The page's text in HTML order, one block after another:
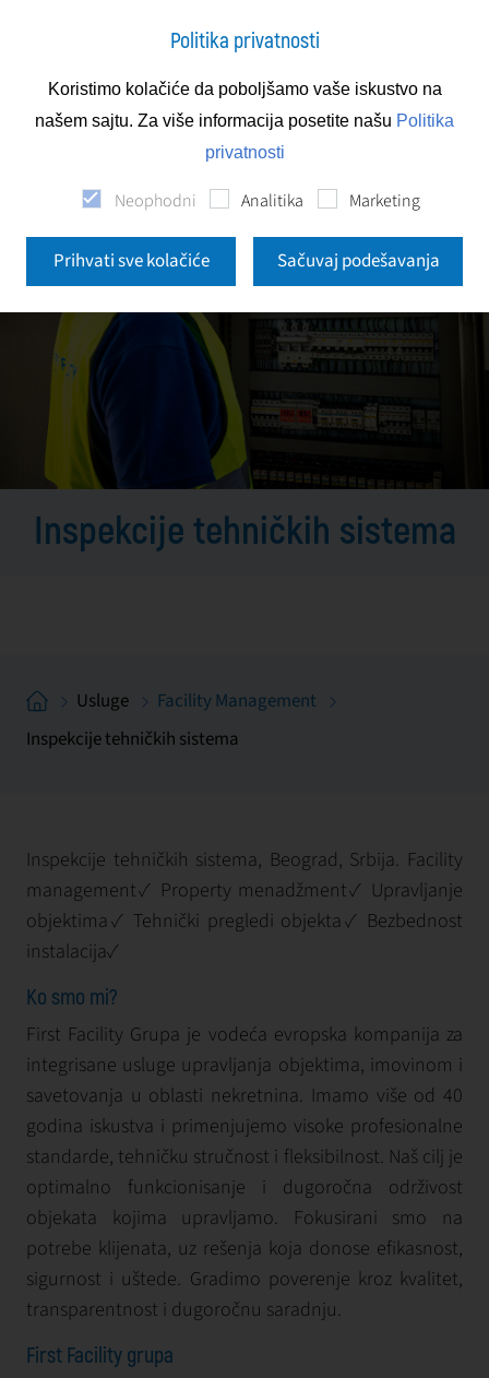
Inspekcije tehničkih sistema
Usluge
Facility Management
Inspekcije tehničkih sistema
Inspekcije tehničkih sistema, Beograd, Srbija. Facility
management✓ Property menadžment✓ Upravljanje
objektima✓ Tehnički pregledi objekta✓ Bezbednost
instalacija✓
Ko smo mi?
First Facility Grupa je vodeća evropska kompanija za
integrisane usluge upravljanja objektima, imovinom i
savetovanja u oblasti nekretnina. Imamo više od 40
godina iskustva i primenjujemo visoke profesionalne
standarde, tehničku stručnost i fleksibilnost. Naš cilj je
optimalno funkcionisanje i dugoročna održivost
objekata kojima upravljamo. Fokusirani smo na
potrebe klijenata, uz rešenja koja donose efikasnost,
sigurnost i uštede. Gradimo poverenje kroz kvalitet,
transparentnost i dugoročnu saradnju.
First Facility grupa
Politika privatnosti
Koristimo kolačiće da poboljšamo vaše iskustvo na
našem sajtu. Za više informacija posetite našu Politika
privatnosti
Neophodni Analitika Marketing
Prihvati sve kolačiće Sačuvaj podešavanja